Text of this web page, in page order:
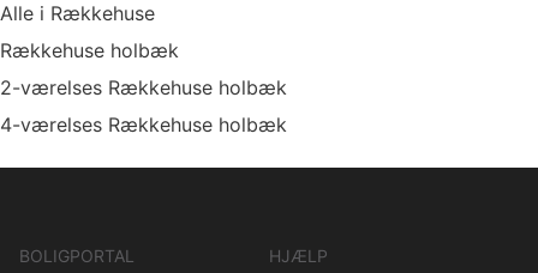
Alle i Rækkehuse
Rækkehuse holbæk
2-værelses Rækkehuse holbæk
4-værelses Rækkehuse holbæk
BOLIGPORTAL
HJÆLP